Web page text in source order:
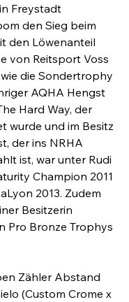
Freystadt
den Sieg beim
den Löwenanteil
von Reitsport Voss
die Sondertrophy
AQHA Hengst
Hard Way, der
wurde und im Besitz
der ins NRHA
ist, war unter Rudi
Champion 2011
2013. Zudem
Besitzerin
Pro Bronze Trophys
Zähler Abstand
(Custom Crome x